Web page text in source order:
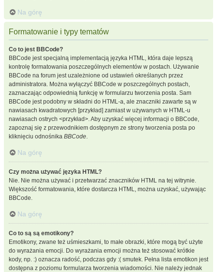
Na górę
Formatowanie i typy tematów
Co to jest BBCode?
BBCode jest specjalną implementacją języka HTML, która daje lepszą
kontrolę formatowania poszczególnych elementów w postach. Używanie
BBCode na forum jest uzależnione od ustawień określanych przez
administratora. Można wyłączyć BBCode w poszczególnych postach,
zaznaczając odpowiednią funkcję w formularzu tworzenia posta. Sam
BBCode jest podobny w składni do HTML-a, ale znaczniki zawarte są w
nawiasach kwadratowych [przykład] zamiast w używanych w HTML-u
nawiasach ostrych <przykład>. Aby uzyskać więcej informacji o BBCode,
zapoznaj się z przewodnikiem dostępnym ze strony tworzenia posta po
kliknięciu odnośnika BBCode.
Na górę
Czy można używać języka HTML?
Nie. Nie można używać i przetwarzać znaczników HTML na tej witrynie.
Większość formatowania, które dostarcza HTML, można uzyskać, używając
BBCode.
Na górę
Co to są są emotikony?
Emotikony, zwane też uśmieszkami, to małe obrazki, które mogą być użyte
do wyrażania emocji. Do wyrażania emocji można też stosować krótkie
kody, np. :) oznacza radość, podczas gdy :( smutek. Pełna lista emotikon jest
dostępna z poziomu formularza tworzenia wiadomości. Nie należy jednak